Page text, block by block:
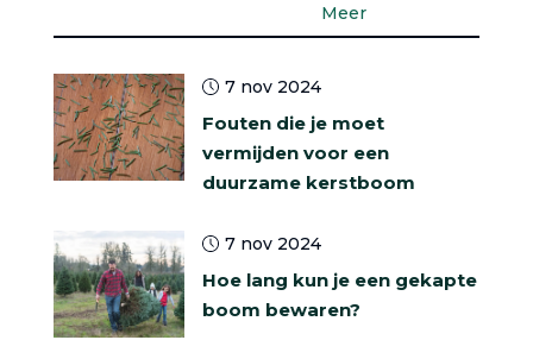
Meer
7 nov 2024
Fouten die je moet
vermijden voor een
duurzame kerstboom
7 nov 2024
Hoe lang kun je een gekapte
boom bewaren?